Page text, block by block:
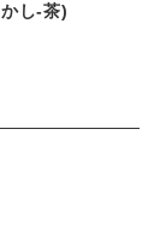
バレリア・ギ
し-茶)